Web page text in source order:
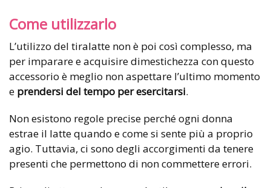
Come utilizzarlo
L’utilizzo del tiralatte non è poi così complesso, ma
per imparare e acquisire dimestichezza con questo
accessorio è meglio non aspettare l’ultimo momento
e prendersi del tempo per esercitarsi.
Non esistono regole precise perché ogni donna
estrae il latte quando e come si sente più a proprio
agio. Tuttavia, ci sono degli accorgimenti da tenere
presenti che permettono di non commettere errori.